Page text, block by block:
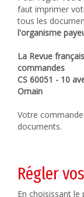
faut imprimer
tous les
l'organisme
La Revue
commandes
CS 60051 - 10
Ornain
Votre
documents.
Régler
En choisissant